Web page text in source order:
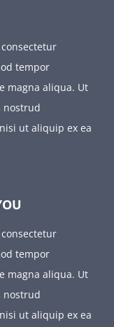
tempor
magna aliqua. Ut
nostrud
ut aliquip ex ea
tempor
magna aliqua. Ut
nostrud
ut aliquip ex ea